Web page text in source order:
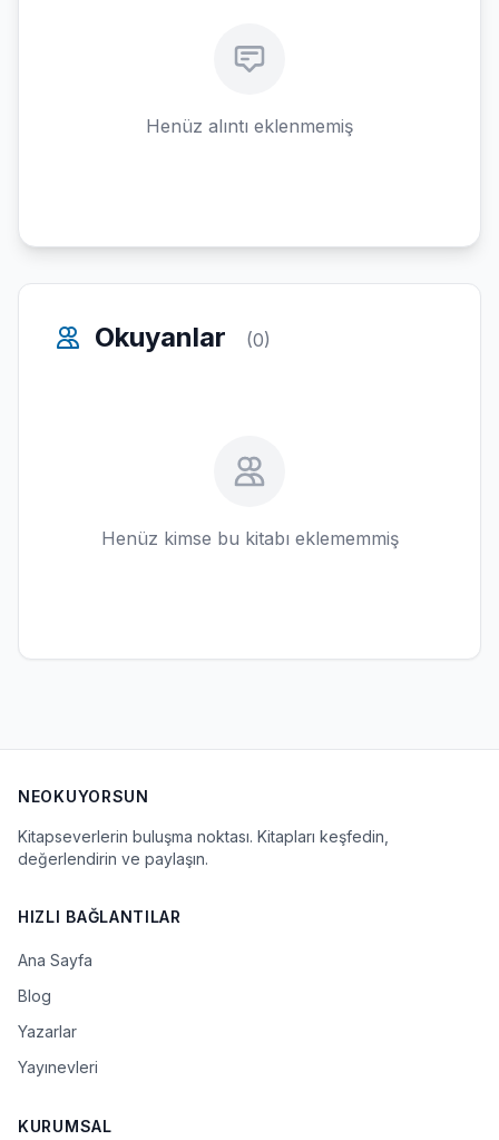
Henüz alıntı eklenmemiş
Okuyanlar (0)
Henüz kimse bu kitabı eklememmiş
NEOKUYORSUN
Kitapseverlerin buluşma noktası. Kitapları keşfedin,
değerlendirin ve paylaşın.
HIZLI BAĞLANTILAR
Ana Sayfa
Blog
Yazarlar
Yayınevleri
KURUMSAL